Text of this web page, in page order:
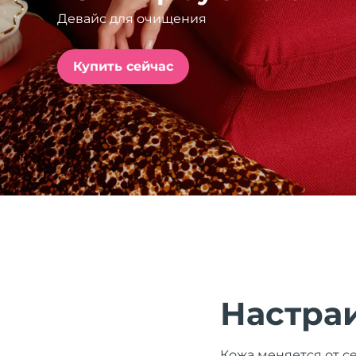
Девайс для очищения
Купить сейчас
issa™ Teeth Whitening Set
FAQ™ Dual LED Panel
ПОДАРКИ И НАБОРЫ